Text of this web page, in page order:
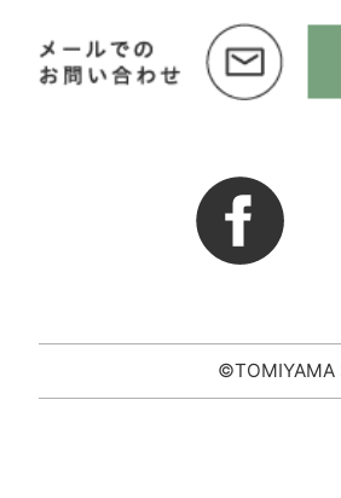
©TOMIYAMA